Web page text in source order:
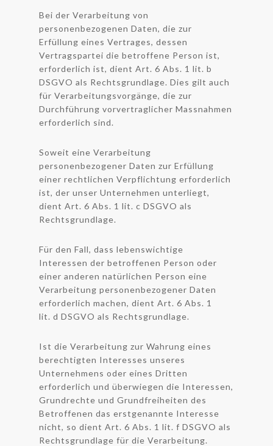
Bei der Verarbeitung von
personenbezogenen Daten, die zur
Erfüllung eines Vertrages, dessen
Vertragspartei die betroffene Person ist,
erforderlich ist, dient Art. 6 Abs. 1 lit. b
DSGVO als Rechtsgrundlage. Dies gilt auch
für Verarbeitungsvorgänge, die zur
Durchführung vorvertraglicher Massnahmen
erforderlich sind.
Soweit eine Verarbeitung
personenbezogener Daten zur Erfüllung
einer rechtlichen Verpflichtung erforderlich
ist, der unser Unternehmen unterliegt,
dient Art. 6 Abs. 1 lit. c DSGVO als
Rechtsgrundlage.
Für den Fall, dass lebenswichtige
Interessen der betroffenen Person oder
einer anderen natürlichen Person eine
Verarbeitung personenbezogener Daten
erforderlich machen, dient Art. 6 Abs. 1
lit. d DSGVO als Rechtsgrundlage.
Ist die Verarbeitung zur Wahrung eines
berechtigten Interesses unseres
Unternehmens oder eines Dritten
erforderlich und überwiegen die Interessen,
Grundrechte und Grundfreiheiten des
Betroffenen das erstgenannte Interesse
nicht, so dient Art. 6 Abs. 1 lit. f DSGVO als
Rechtsgrundlage für die Verarbeitung.